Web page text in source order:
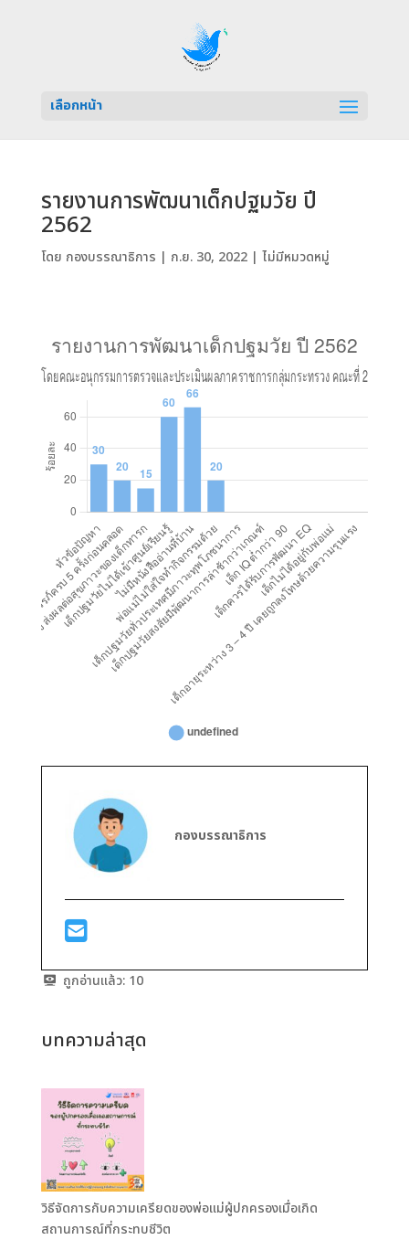
เลือกหน้า
รายงานการพัฒนาเด็กปฐมวัย ปี
2562
โดย กองบรรณาธิการ | ก.ย. 30, 2022| ไม่มีหมวดหมู่
กองบรรณาธิการ
ถูกอ่านแล้ว: 10
บทความล่าสุด
วิธีจัดการกับความเครียดของพ่อแม่ผู้ปกครองเมื่อเกิด
สถานการณ์ที่กระทบชีวิต